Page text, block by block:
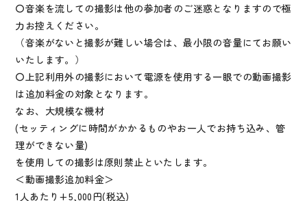
〇音楽を流しての撮影は他の参加者のご迷惑となりますので極
力お控えください。
（音楽がないと撮影が難しい場合は、最小限の音量にてお願い
いたします。）
〇上記利用外の撮影において電源を使用する一眼での動画撮影
は追加料金の対象となります。
なお、大規模な機材
(セッティングに時間がかかるものやお一人でお持ち込み、管
理ができない量)
を使用しての撮影は原則禁止といたします。
＜動画撮影追加料金＞
1人あたり+5,000円(税込)